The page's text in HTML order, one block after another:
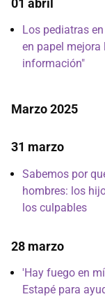
01 abril
Los pediatras
en papel mejora
información"
Marzo 2025
31 marzo
Sabemos por
hombres: los
los culpables
28 marzo
'Hay fuego en
Estapé para